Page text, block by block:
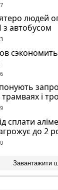
людей
з автобусом
і
сплати
до 2
Завантажити